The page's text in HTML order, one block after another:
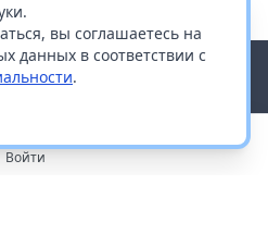
вы соглашаетесь на
данных в соответствии с
.
Войти